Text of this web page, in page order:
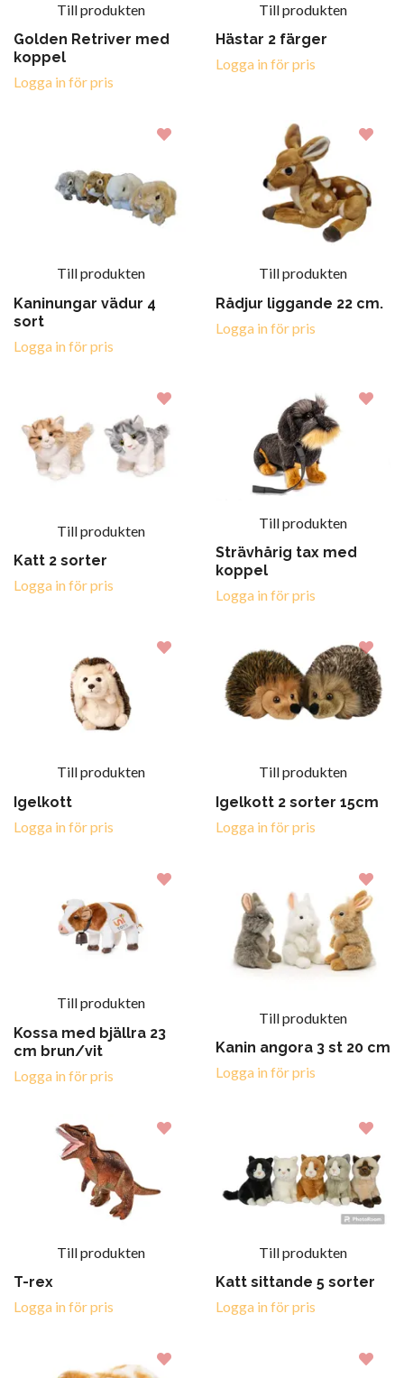
Till produkten
Golden Retriver med
koppel
Logga in för pris
Till produkten
Hästar 2 färger
Logga in för pris
Till produkten
Kaninungar vädur 4
sort
Logga in för pris
Till produkten
Rådjur liggande 22 cm.
Logga in för pris
Till produkten
Katt 2 sorter
Logga in för pris
Till produkten
Strävhårig tax med
koppel
Logga in för pris
Till produkten
Igelkott
Logga in för pris
Till produkten
Igelkott 2 sorter 15cm
Logga in för pris
Till produkten
Kossa med bjällra 23
cm brun/vit
Logga in för pris
Till produkten
Kanin angora 3 st 20 cm
Logga in för pris
Till produkten
T-rex
Logga in för pris
Till produkten
Katt sittande 5 sorter
Logga in för pris